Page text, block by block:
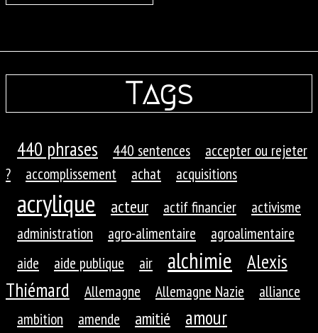
Tags
440 phrases 440 sentences
accepter ou rejeter
?
accomplissement achat acquisitions
acrylique acteur actif financier
activisme
administration
agro-alimentaire
agroalimentaire
aide
aide publique air alchimie
Alexis
Thiémard
Allemagne Allemagne Nazie
alliance
ambition
amende amitié amour